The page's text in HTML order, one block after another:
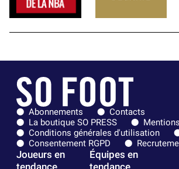
Abonnements
Contacts
La boutique SO PRESS
Conditions générales d'utilisation
Consentement RGPD
Joueurs en
Équipes en